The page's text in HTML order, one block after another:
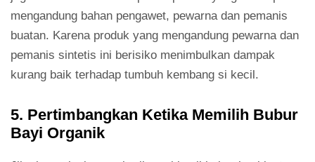
mengandung bahan pengawet, pewarna dan pemanis
buatan. Karena produk yang mengandung pewarna dan
pemanis sintetis ini berisiko menimbulkan dampak
kurang baik terhadap tumbuh kembang si kecil.
5. Pertimbangkan Ketika Memilih Bubur
Bayi Organik